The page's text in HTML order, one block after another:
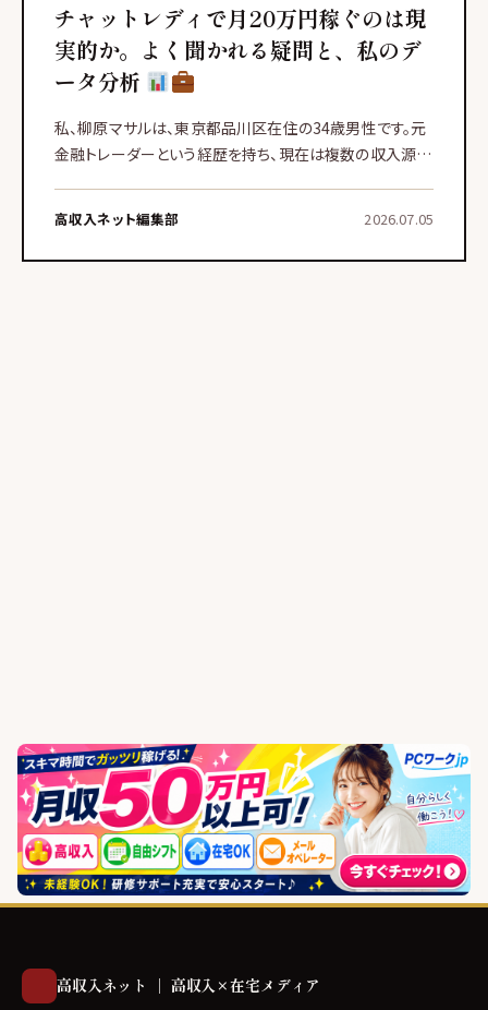
チャットレディで月20万円稼ぐのは現
実的か。よく聞かれる疑問と、私のデ
ータ分析
私、柳原マサルは、東京都品川区在住の34歳男性です。元
金融トレーダーという経歴を持ち、現在は複数の収入源を
として機
高収入ネット編集部 2026.07.05
高収入ネット ｜ 高収入×在宅メディア